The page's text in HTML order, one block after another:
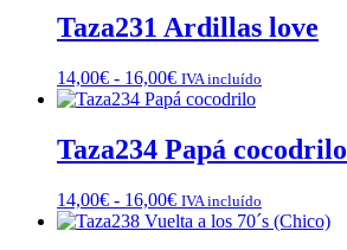
Taza231 Ardillas love
14,00€ - 16,00€Rango
de
desde
14,00€
16,00€
IVA incluído
Taza234 Papá cocodrilo
14,00€ - 16,00€Rango
de
IVA incluído